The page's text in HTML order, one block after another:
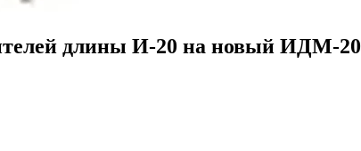
длины И-20 на новый ИДМ-20